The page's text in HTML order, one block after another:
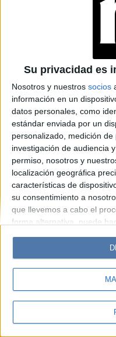
Su privacidad es
Nosotros y nuestros socios
información en un
datos personales, como
estándar enviada por un
personalizado, medición de
investigación de audiencia
permiso, nosotros y
localización geográfica
características de
su consentimiento a
que llevemos a cabo el
forma alternativa, puede
cambiar sus preferencias
Tenga en cuenta que
personales puede no
tiene el derecho de
sus preferencias o retirar
Weekend
Look
Luz Mía
© Perfil.com 2006-2019
Registro de